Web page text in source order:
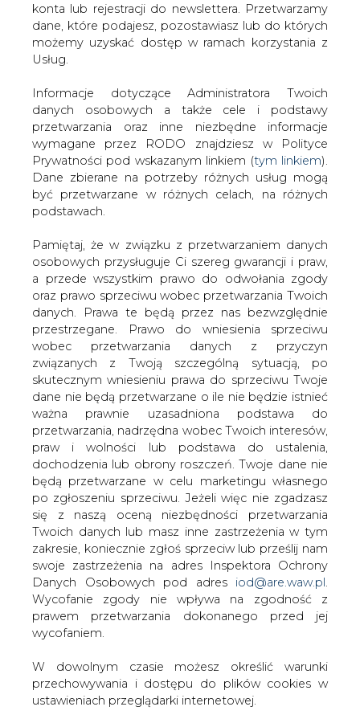
konta lub rejestracji do newslettera. Przetwarzamy
dane, które podajesz, pozostawiasz lub do których
możemy uzyskać dostęp w ramach korzystania z
Usług.
Informacje dotyczące Administratora Twoich
danych osobowych a także cele i podstawy
przetwarzania oraz inne niezbędne informacje
wymagane przez RODO znajdziesz w Polityce
Prywatności pod wskazanym linkiem (tym linkiem).
Dane zbierane na potrzeby różnych usług mogą
być przetwarzane w różnych celach, na różnych
podstawach.
Pamiętaj, że w związku z przetwarzaniem danych
osobowych przysługuje Ci szereg gwarancji i praw,
a przede wszystkim prawo do odwołania zgody
oraz prawo sprzeciwu wobec przetwarzania Twoich
danych. Prawa te będą przez nas bezwzględnie
przestrzegane. Prawo do wniesienia sprzeciwu
wobec przetwarzania danych z przyczyn
związanych z Twoją szczególną sytuacją, po
skutecznym wniesieniu prawa do sprzeciwu Twoje
dane nie będą przetwarzane o ile nie będzie istnieć
ważna prawnie uzasadniona podstawa do
przetwarzania, nadrzędna wobec Twoich interesów,
praw i wolności lub podstawa do ustalenia,
dochodzenia lub obrony roszczeń. Twoje dane nie
będą przetwarzane w celu marketingu własnego
po zgłoszeniu sprzeciwu. Jeżeli więc nie zgadzasz
się z naszą oceną niezbędności przetwarzania
Twoich danych lub masz inne zastrzeżenia w tym
zakresie, koniecznie zgłoś sprzeciw lub prześlij nam
swoje zastrzeżenia na adres Inspektora Ochrony
Danych Osobowych pod adres iod@are.waw.pl
Wycofanie zgody nie wpływa na zgodność z
prawem przetwarzania dokonanego przed jej
wycofaniem.
W dowolnym czasie możesz określić warunki
przechowywania i dostępu do plików cookies w
ustawieniach przeglądarki internetowej.
Strona główna
SERWIS INFORMACYJNY CIRE
/ Budowa gazociągu dookoła Morza Kaspijskiego
pod znakiem zapytania
drukuj
skomentuj
udostępnij
Budowa gazociągu dookoła Morza
Budowa gazociągu nadkaspijskiego, z
którym Rosja wiąże nadzieje na
zachowanie kontroli nad eksportem
gazu ziemnego z Azji Środkowej, stoi
pod znakiem zapytania - informuje TV
Biznes powołując się na wtorkową
"Niezawisimają Gazietę".
Dziennik wyjaśnia, że prezydent Rosji Władimir Putin
odwołał wizytę w Aszchabadzie, gdzie 12 września miał
podpisać z prezydentami Turkmenistanu i Kazachstanu,
Kurbangułym Berdymuchammedowem i Nursułtanem
Nazarbajewem, porozumienie w sprawie ułożenia tej
magistrali.
Według "Niezawisimej Gaziety", odwołanie przyjazdu
Putina do Aszchabadu jest konsekwencją wizyty, którą w
sierpniu złożył tam wysłannik Departamentu Stanu USA
Daniel Sullivan, a podczas której Turkmenistan
zdecydował się na udział w budowie forsowanego przez
Waszyngton gazociągu transkaspijskiego,
alternatywnego wobec rury dookoła Morza Kaspijskiego.